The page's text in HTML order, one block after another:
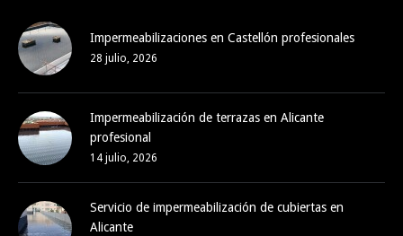
Impermeabilizaciones en Castellón profesionales
28 julio, 2026
Impermeabilización de terrazas en Alicante
profesional
14 julio, 2026
Servicio de impermeabilización de cubiertas en
Alicante